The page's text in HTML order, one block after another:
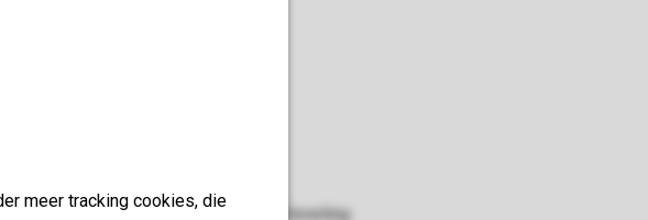
meer tracking cookies, die
Pistes de bowling